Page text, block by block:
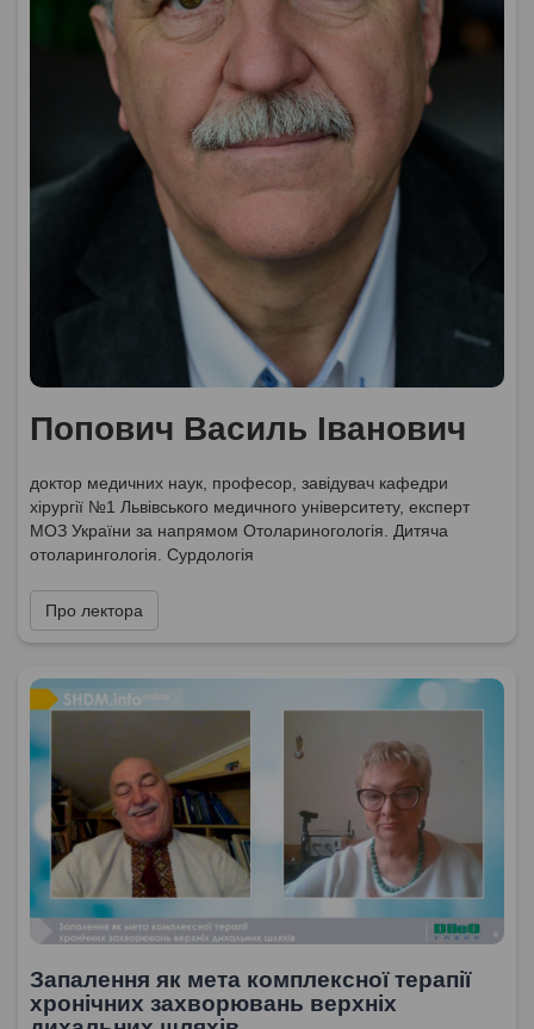
Попович Василь Іванович
доктор медичних наук, професор, завідувач кафедри
хірургії №1 Львівського медичного університету, експерт
МОЗ України за напрямом Отолариногологія. Дитяча
отоларингологія. Сурдологія
Про лектора
Запалення як мета комплексної терапії
хронічних захворювань верхніх